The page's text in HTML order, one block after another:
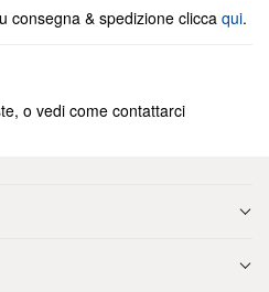
consegna & spedizione clicca qui.
o vedi come contattarci